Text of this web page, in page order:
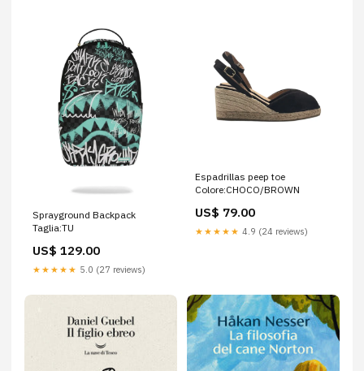
Sprayground Backpack
Taglia:TU
US$ 129.00
★★★★★ 5.0 (27 reviews)
Espadrillas peep toe
Colore:CHOCO/BROWN
US$ 79.00
★★★★★ 4.9 (24 reviews)